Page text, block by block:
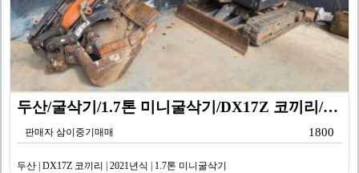
두산/굴삭기/1.7톤 미니굴삭기/DX17Z 코끼리/20…
판매자 삼이중기매매 1800
두산 | DX17Z 코끼리 | 2021년식 | 1.7톤 미니굴삭기